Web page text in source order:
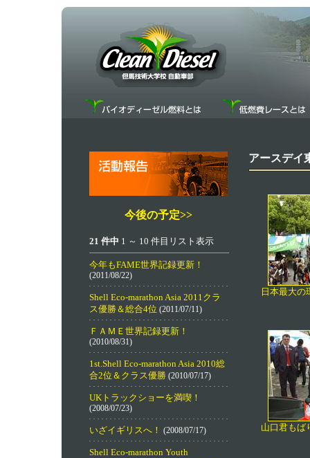
今後の予定>>
21 件中 1 ～ 10 件目リスト表示
今年もFAME世界記録更新！
(2011/08/22)
Shell Eco-marathon Asia 2011クラ
ス優勝＆総合4位 (2011/07/11)
ＦＡＭＥ世界記録更新！
(2010/08/31)
1st.Shell Eco-marathon Asia 2010総
合2位＆クラス優勝(2010/07/17)
UKトラックショーを満喫！
(2008/07/23)
いざイギリスへ！ (2008/07/17)
Shell Eco-marathon Youth
アースデイ
日本最大の
山口君もば